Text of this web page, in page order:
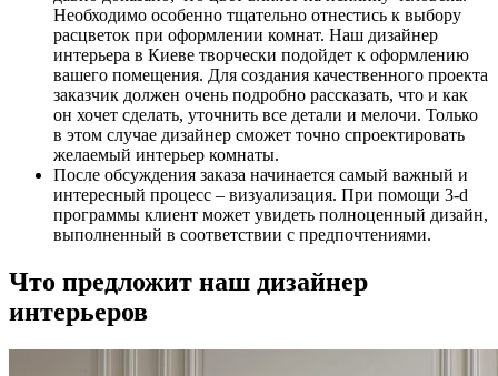
Необходимо особенно тщательно отнестись к выбору
расцветок при оформлении комнат. Наш дизайнер
интерьера в Киеве творчески подойдет к оформлению
вашего помещения. Для создания качественного проекта
заказчик должен очень подробно рассказать, что и как
он хочет сделать, уточнить все детали и мелочи. Только
в этом случае дизайнер сможет точно спроектировать
желаемый интерьер комнаты.
После обсуждения заказа начинается самый важный и
интересный процесс – визуализация. При помощи 3-d
программы клиент может увидеть полноценный дизайн,
выполненный в соответствии с предпочтениями.
Что предложит наш дизайнер
интерьеров